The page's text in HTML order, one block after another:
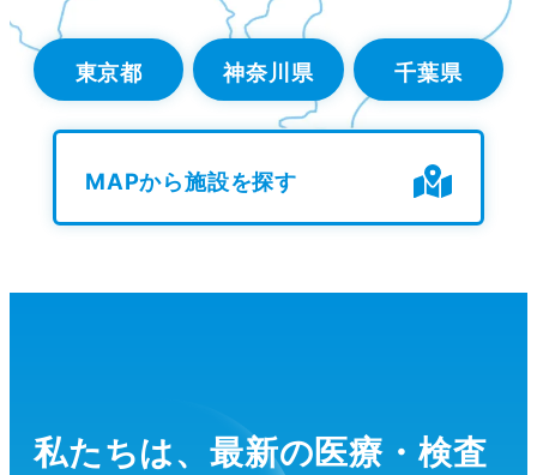
東京都 神奈川県 千葉県
MAPから施設を探す
私たちは、最新の医療・検査